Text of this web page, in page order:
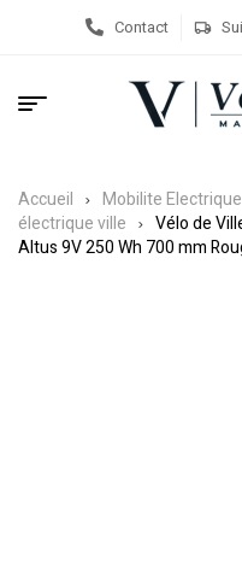
Contact
Accueil Mobilite Electrique
électrique ville
Vélo de
Altus 9V 250 Wh 700 mm